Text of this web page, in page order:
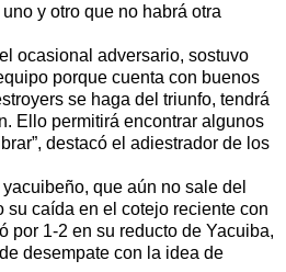
y otro que no habrá otra
ocasional adversario, sostuvo
porque cuenta con buenos
se haga del triunfo, tendrá
Ello permitirá encontrar algunos
destacó el adiestrador de los
que aún no sale del
su caída en el cotejo reciente con
por 1-2 en su reducto de Yacuiba,
desempate con la idea de